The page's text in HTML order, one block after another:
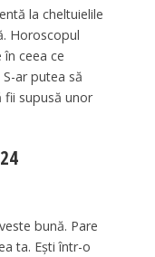
la cheltuielile
Horoscopul
ceea ce
ar putea să
supusă unor
bună. Pare
ta. Ești într-o